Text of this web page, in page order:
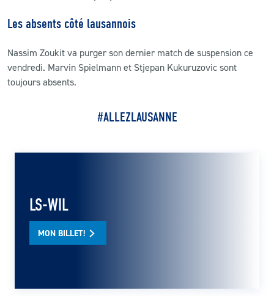
Les absents côté lausannois
Nassim Zoukit va purger son dernier match de suspension ce
vendredi. Marvin Spielmann et Stjepan Kukuruzovic sont
toujours absents.
#ALLEZLAUSANNE
LS-WIL
MON BILLET!